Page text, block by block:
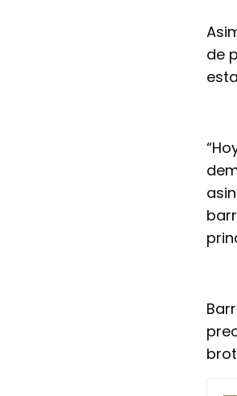
de